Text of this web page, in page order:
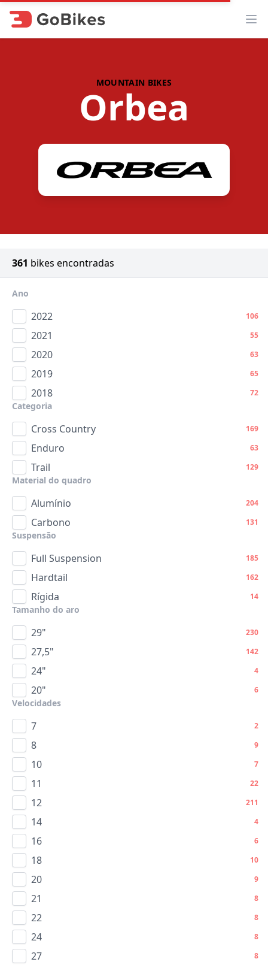
MOUNTAIN BIKES
Orbea
361 bikes encontradas
Ano
2022 106
2021 55
2020 63
2019 65
2018 72
Categoria
Cross Country 169
Enduro 63
Trail 129
Material do quadro
Alumínio 204
Carbono 131
Suspensão
Full Suspension 185
Hardtail 162
Rígida 14
Tamanho do aro
29" 230
27,5" 142
24" 4
20" 6
Velocidades
7 2
8 9
10 7
11 22
12 211
14 4
16 6
18 10
20 9
21 8
22 8
24 8
27 8